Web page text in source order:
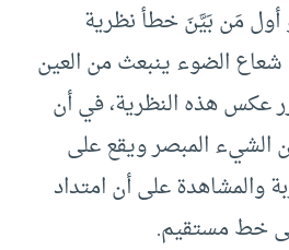
أول مَن بَيَّنَ خطأ نظرية
الضوء ينبعث من العين
عكس هذه النظرية، في أن
المبصر ويقع على
والمشاهدة على أن امتداد
خط مستقيم.